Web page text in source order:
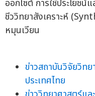
ออกไซต์ การใช้ประโยชน์
ชีววิทยาสังเคราะห์
หมุนเวียน
ข่าวสถาบันวิจัยวิท
ประเทศไทย